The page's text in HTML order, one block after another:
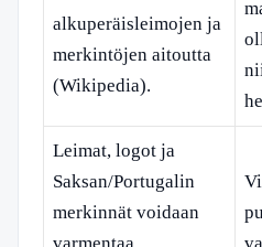
alkuperäisleimojen ja
merkintöjen aitoutta
(Wikipedia).
Leimat, logot ja
Saksan/Portugalin
merkinnät voidaan
varmentaa